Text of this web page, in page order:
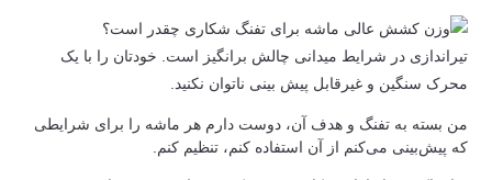
تیراندازی در شرایط میدانی چالش برانگیز است. خودتان را با یک
محرک سنگین و غیرقابل پیش بینی ناتوان نکنید.
من بسته به تفنگ و هدف آن، دوست دارم هر ماشه را برای شرایطی
که پیش‌بینی می‌کنم از آن استفاده کنم، تنظیم کنم.